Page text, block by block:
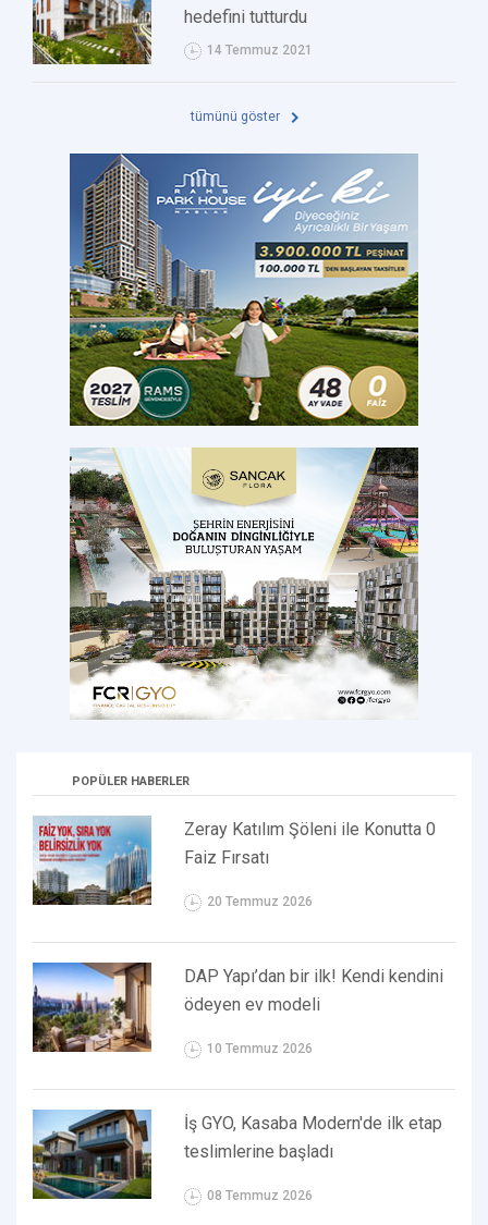
hedefini tutturdu
14 Temmuz 2021
tümünü göster
POPÜLER HABERLER
Zeray Katılım Şöleni ile Konutta 0
Faiz Fırsatı
20 Temmuz 2026
DAP Yapı’dan bir ilk! Kendi kendini
ödeyen ev modeli
10 Temmuz 2026
İş GYO, Kasaba Modern'de ilk etap
teslimlerine başladı
08 Temmuz 2026